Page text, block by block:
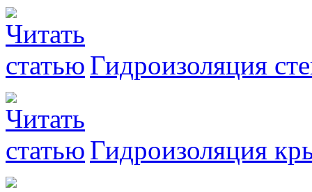
Гидроизоляция
Гидроизоляция